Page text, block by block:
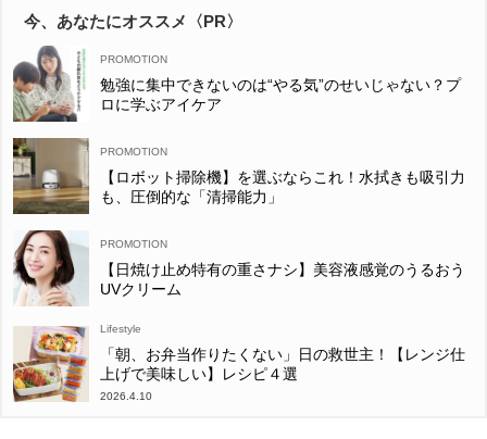
今、あなたにオススメ〈PR〉
勉強に集中できないのは“やる気”のせいじゃない？プ
ロに学ぶアイケア
【ロボット掃除機】を選ぶならこれ！水拭きも吸引力
も、圧倒的な「清掃能力」
【日焼け止め特有の重さナシ】美容液感覚のうるおう
UVクリーム
Lifestyle
「朝、お弁当作りたくない」日の救世主！【レンジ仕
上げで美味しい】レシピ４選
2026.4.10